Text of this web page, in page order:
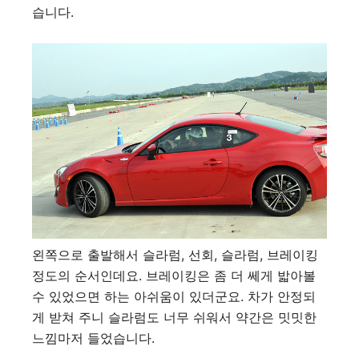
습니다.
왼쪽으로 출발해서 슬라럼, 선회, 슬라럼, 브레이킹
정도의 순서인데요. 브레이킹은 좀 더 쎄게 밟아볼
수 있었으면 하는 아쉬움이 있더군요. 차가 안정되
게 받쳐 주니 슬라럼도 너무 쉬워서 약간은 밋밋한
느낌마저 들었습니다.